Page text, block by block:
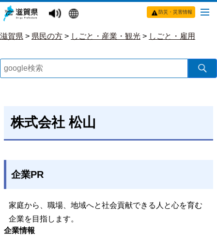
防災・災害情報
滋賀県 > 県民の方 > しごと・産業・観光 > しごと・雇用
株式会社 松山
企業PR
家庭から、職場、地域へと社会貢献できる人と心を育む
企業を目指します。
企業情報